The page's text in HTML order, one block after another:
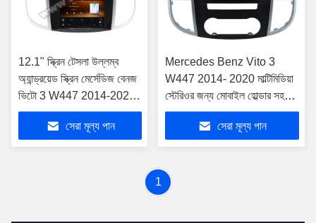
12.1" স্ক্রিন টেসলা উল্লম্ব
অ্যান্ড্রয়েড স্ক্রিন মের্সেডিজ বেনজ
ভিটো 3 W447 2014-2020
কার স্টেরিওর জন্য
সেরা মূল্য পান
Mercedes Benz Vito 3
W447 2014- 2020 মাল্টিমিডিয়া
স্টেরিওর জন্য মোবাইল হোল্ডার সহ
10.88" স্ক্রীন
সেরা মূল্য পান
1